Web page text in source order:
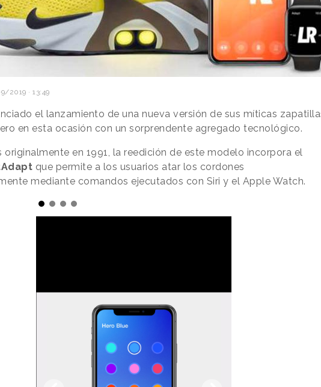
2019 · 13:49
el lanzamiento de una nueva versión de sus míticas
en esta ocasión con un sorprendente agregado tecnológico.
originalmente en 1991, la reedición de este modelo incorpora el
que permite a los usuarios atar los cordones
mediante comandos ejecutados con Siri y el Apple Watch.